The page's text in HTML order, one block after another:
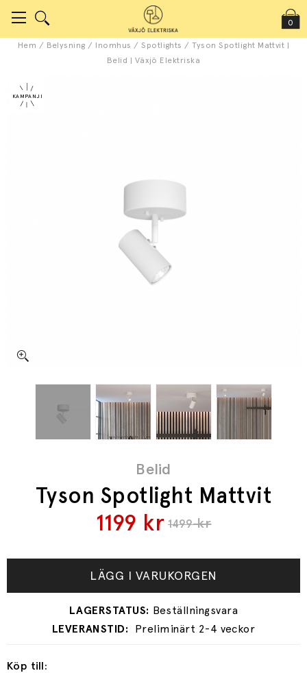
0
Hem / Belysning / Inomhus /Spotlights /Tyson Spotlight Mattvit |
Belid | Växjö Elektriska
Belid
Tyson Spotlight Mattvit
1499kr
1199 kr
LÄGG I VARUKORGEN
Preliminärt 2-4 veckor
Köp till: